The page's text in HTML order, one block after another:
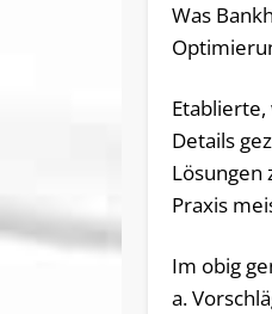
Was
Details
Lösungen
Praxis
Im obig
a.